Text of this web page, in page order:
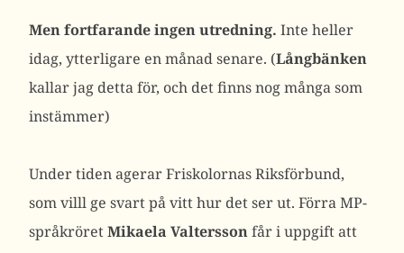
Men fortfarande ingen utredning. Inte heller
idag, ytterligare en månad senare. (Långbänken
kallar jag detta för, och det finns nog många som
instämmer)
Under tiden agerar Friskolornas Riksförbund,
som villl ge svart på vitt hur det ser ut. Förra MP-
språkröretMikaela Valterssonfår i uppgift att